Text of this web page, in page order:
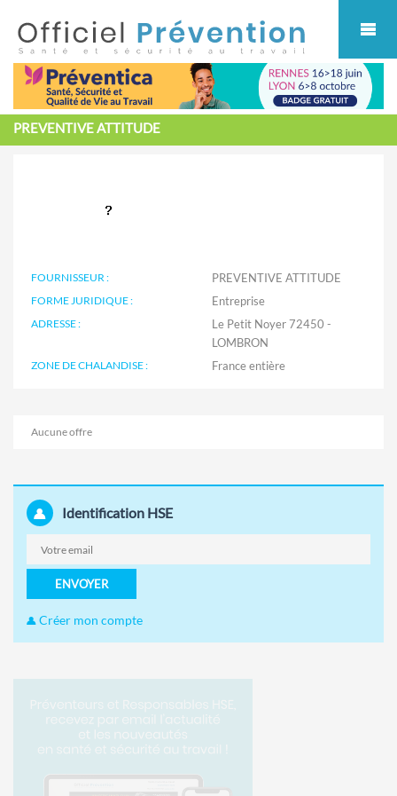
PREVENTIVE ATTITUDE
FOURNISSEUR : PREVENTIVE ATTITUDE
FORME JURIDIQUE : Entreprise
ADRESSE :
Le Petit Noyer 72450 -
LOMBRON
ZONE DE CHALANDISE :
Aucune offre
Identification HSE
ENVOYER
Créer mon compte